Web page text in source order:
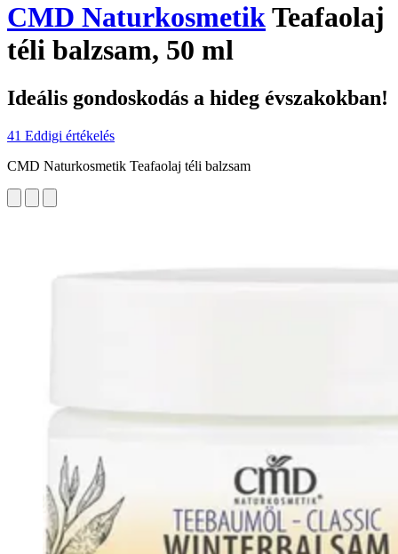
CMD NaturkosmetikTeafaolaj
téli balzsam, 50 ml
Ideális gondoskodás a hideg évszakokban!
41 Eddigi értékelés
CMD Naturkosmetik Teafaolaj téli balzsam